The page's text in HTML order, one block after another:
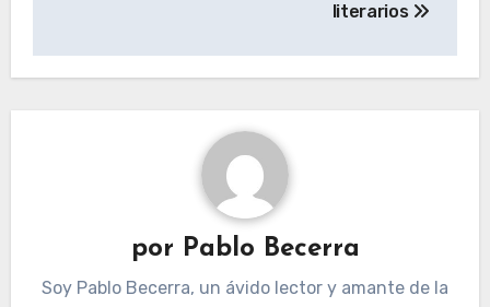
literarios
por Pablo Becerra
Soy Pablo Becerra, un ávido lector y amante de la